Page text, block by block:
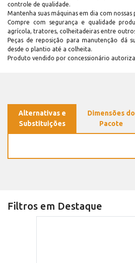
controle de qualidade.
Mantenha suas máquinas em dia com nossas
Compre com segurança e qualidade
agrícola, tratores, colheitadeiras entre
Peças de reposição para manutenção dá
desde o plantio até a colheita.
Produto vendido por concessionário
Alternativas e
Substituições
Dimensões do
Pacote
Filtros em Destaque